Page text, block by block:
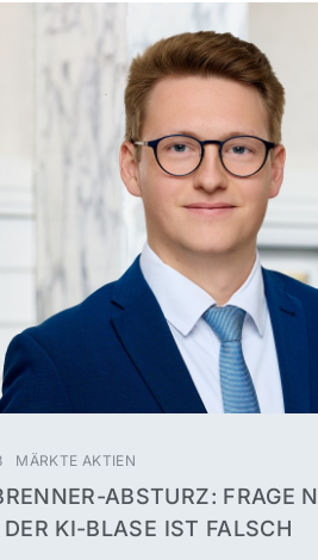
MÄRKTE AKTIEN
ABSTURZ: FRAGE
KI-BLASE IST FALSCH